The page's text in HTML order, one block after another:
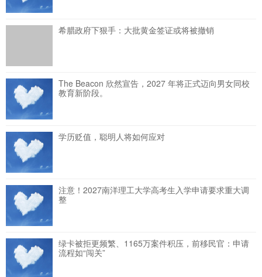
希腊政府下狠手：大批黄金签证或将被撤销
The Beacon 欣然宣告，2027 年将正式迈向男女同校
教育新阶段。
学历贬值，聪明人将如何应对
注意！2027南洋理工大学高考生入学申请要求重大调
整
绿卡被拒更频繁、1165万案件积压，前移民官：申请
流程如“闯关”